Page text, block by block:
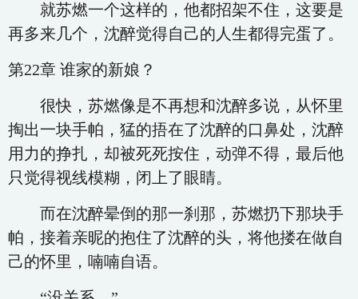
就苏燃一个这样的，他都招架不住，这要是
再多来几个，沈醉觉得自己的人生都得完蛋了。
第22章 谁家的新娘？
很快，苏燃像是不再想和沈醉多说，从怀里
掏出一块手帕，猛的捂在了沈醉的口鼻处，沈醉
用力的挣扎，却被死死按住，动弹不得，最后他
只觉得视线模糊，闭上了眼睛。
而在沈醉晕倒的那一刹那，苏燃扔下那块手
帕，接着亲昵的抱住了沈醉的头，将他搂在做自
己的怀里，喃喃自语。